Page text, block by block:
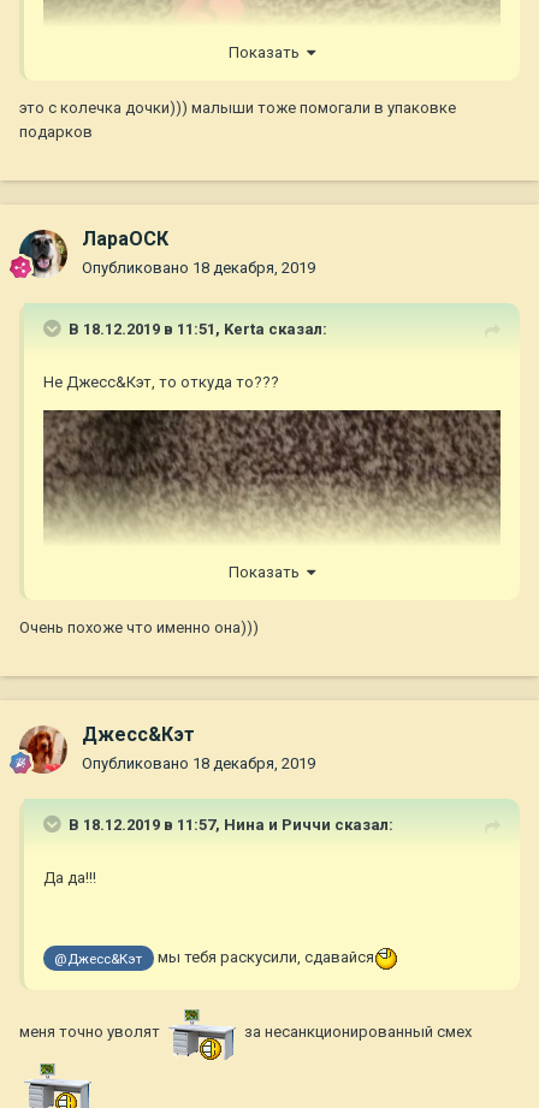
Показать
это с колечка дочки))) малыши тоже помогали в упаковке
подарков
ЛараОСК
Опубликовано 18 декабря, 2019
В 18.12.2019 в 11:51, Kerta сказал:
Не Джесс&Кэт, то откуда то???
Показать
Очень похоже что именно она)))
Джесс&Кэт
Опубликовано 18 декабря, 2019
В 18.12.2019 в 11:57, Нина и Риччи сказал:
Да да!!!
@Джесс&Кэт мы тебя раскусили, сдавайся
меня точно уволят за несанкционированный смех